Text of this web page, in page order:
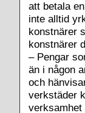
att betala
inte alltid
konstnärer
konstnärer
– Pengar
än i någon
och
verkstäder
verksamhet